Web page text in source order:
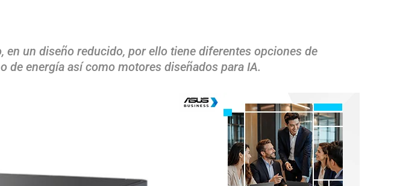
un diseño reducido, por ello tiene diferentes opciones de
energía así como motores diseñados para IA.